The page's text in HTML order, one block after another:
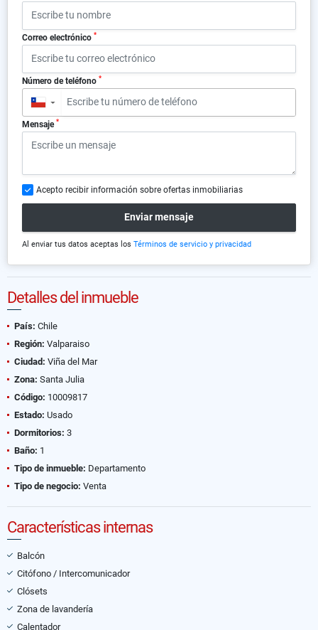
Correo electrónico *
Número de teléfono *
▼
Mensaje *
Acepto recibir información sobre ofertas inmobiliarias
Enviar mensaje
Al enviar tus datos aceptas los Términos de servicio y privacidad
Detalles del inmueble
País: Chile
Región: Valparaiso
Ciudad: Viña del Mar
Zona: Santa Julia
Código: 10009817
Estado: Usado
Dormitorios: 3
Baño: 1
Tipo de inmueble: Departamento
Tipo de negocio: Venta
Características internas
Balcón
Citófono / Intercomunicador
Clósets
Zona de lavandería
Calentador